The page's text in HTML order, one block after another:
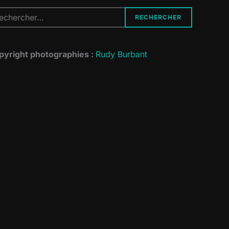
:
RECHERCHER
photographies : Rudy Burbant